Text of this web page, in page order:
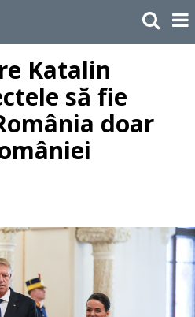
Katalin
să fie
doar